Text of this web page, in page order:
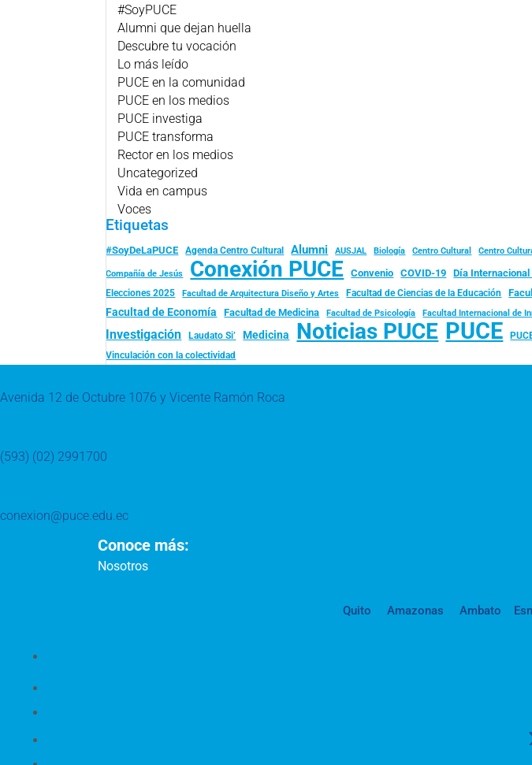
#SoyPUCE
Alumni que dejan huella
Descubre tu vocación
Lo más leído
PUCE en la comunidad
PUCE en los medios
PUCE investiga
PUCE transforma
Rector en los medios
Uncategorized
Vida en campus
Voces
Etiquetas
#SoyDeLaPUCE Agenda Centro Cultural Alumni AUSJAL Biología Centro Cultural Centro
Compañía de Jesús Conexión PUCE Convenio COVID-19 Día
Elecciones 2025
Facultad de Arquitectura Diseño y Artes Facultad de Ciencias de la Educación
Facultad de Economía Facultad de Medicina Facultad de Psicología Facultad Internacional de
Investigación Laudato Si’ Medicina Noticias PUCE PUCE
Vinculación con la colectividad
Avenida 12 de Octubre 1076 y Vicente Ramón Roca
(593) (02) 2991700
conexion@puce.edu.ec
Conoce más:
Nosotros
Quito Amazonas Ambato